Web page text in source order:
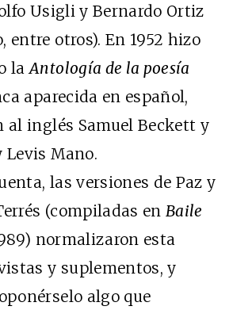
Usigli y Bernardo Ortiz
entre otros). En 1952 hizo
laAntología de la poesía
aparecida en español,
al inglés Samuel Beckett y
Levis Mano.
las versiones de Paz y
(compiladas en Baile
normalizaron esta
y suplementos, y
algo que